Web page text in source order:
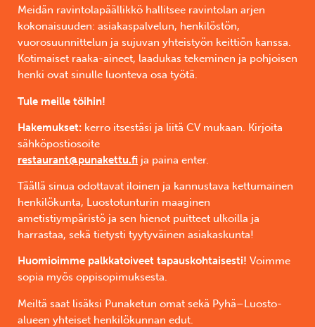
Meidän ravintolapäällikkö hallitsee ravintolan arjen
kokonaisuuden: asiakaspalvelun, henkilöstön,
vuorosuunnittelun ja sujuvan yhteistyön keittiön kanssa.
Kotimaiset raaka-aineet, laadukas tekeminen ja pohjoisen
henki ovat sinulle luonteva osa työtä.
Tule meille töihin!
Hakemukset: kerro itsestäsi ja liitä CV mukaan. Kirjoita
sähköpostiosoite
restaurant@punakettu.fi ja paina enter.
Täällä sinua odottavat iloinen ja kannustava kettumainen
henkilökunta, Luostotunturin maaginen
ametistiympäristö ja sen hienot puitteet ulkoilla ja
harrastaa, sekä tietysti tyytyväinen asiakaskunta!
Huomioimme palkkatoiveet tapauskohtaisesti! Voimme
sopia myös oppisopimuksesta.
Meiltä saat lisäksi Punaketun omat sekä Pyhä–Luosto-
alueen yhteiset henkilökunnan edut.